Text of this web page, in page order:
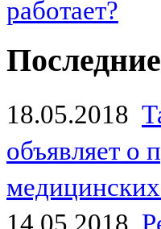
работает?
18.05.2018
объявляет о